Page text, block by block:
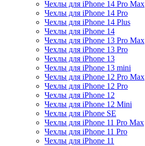
Чехлы для iPhone 14 Pro Max
Чехлы для iPhone 14 Pro
Чехлы для iPhone 14 Plus
Чехлы для iPhone 14
Чехлы для iPhone 13 Pro Max
Чехлы для iPhone 13 Pro
Чехлы для iPhone 13
Чехлы для iPhone 13 mini
Чехлы для iPhone 12 Pro Max
Чехлы для iPhone 12 Pro
Чехлы для iPhone 12
Чехлы для iPhone 12 Mini
Чехлы для iPhone SE
Чехлы для iPhone 11 Pro Max
Чехлы для iPhone 11 Pro
Чехлы для iPhone 11